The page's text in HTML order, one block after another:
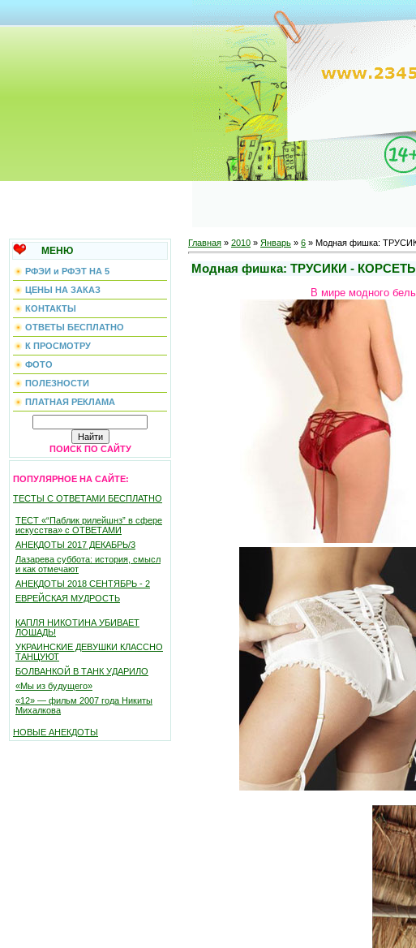
МЕНЮ
РФЭИ и РФЭТ НА 5
ЦЕНЫ НА ЗАКАЗ
КОНТАКТЫ
ОТВЕТЫ БЕСПЛАТНО
К ПРОСМОТРУ
ФОТО
ПОЛЕЗНОСТИ
ПЛАТНАЯ РЕКЛАМА
ПОИСК ПО САЙТУ
ПОПУЛЯРНОЕ НА САЙТЕ:
ТЕСТЫ С ОТВЕТАМИ БЕСПЛАТНО
ТЕСТ «“Паблик рилейшнз” в сфере
искусства» с ОТВЕТАМИ
АНЕКДОТЫ 2017 ДЕКАБРЬ/3
Лазарева суббота: история, смысл
и как отмечают
АНЕКДОТЫ 2018 СЕНТЯБРЬ - 2
ЕВРЕЙСКАЯ МУДРОСТЬ
КАПЛЯ НИКОТИНА УБИВАЕТ
ЛОШАДЬ!
УКРАИНСКИЕ ДЕВУШКИ КЛАССНО
ТАНЦУЮТ
БОЛВАНКОЙ В ТАНК УДАРИЛО
«Мы из будущего»
«12» — фильм 2007 года Никиты
Михалкова
НОВЫЕ АНЕКДОТЫ
Главная » 2010 » Январь » 6 » Модная фишка:
Модная фишка: ТРУСИКИ - КОРСЕТЫ
В мире модного